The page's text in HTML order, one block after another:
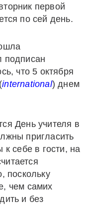
первой
по сей день.
подписан
что 5 октября
international) днем
День учителя в
пригласить
к себе в гости, на
поскольку
чем самих
и без